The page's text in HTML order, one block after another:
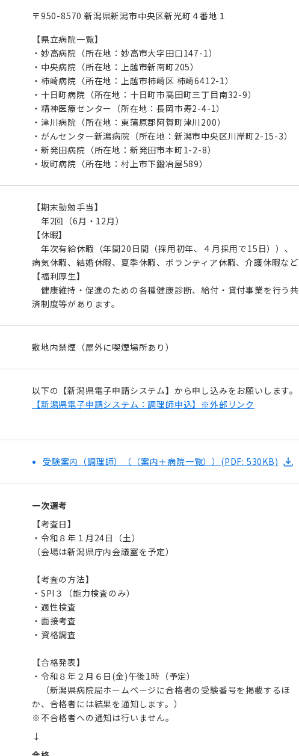
〒950-8570 新潟県新潟市中央区新光町４番地１
【県立病院一覧】
・妙高病院（所在地：妙高市大字田口147-1）
・中央病院（所在地：上越市新南町205）
・柿崎病院（所在地：上越市柿崎区 柿崎6412-1）
・十日町病院（所在地：十日町市高田町三丁目南32-9）
・精神医療センター（所在地：長岡市寿2-4-1）
・津川病院（所在地：東蒲原郡阿賀町津川200）
・がんセンター新潟病院（所在地：新潟市中央区川岸町2-15-3）
・新発田病院（所在地：新発田市本町1-2-8）
・坂町病院（所在地：村上市下鍛冶屋589）
【期末勤勉手当】
年2回（6月・12月）
【休暇】
年次有給休暇（年間20日間（採用初年、４月採用で15日））、
病気休暇、結婚休暇、夏季休暇、ボランティア休暇、介護休暇など
【福利厚生】
健康維持・促進のための各種健康診断、給付・貸付事業を行う共
済制度等があります。
敷地内禁煙（屋外に喫煙場所あり）
以下の【新潟県電子申請システム】から申し込みをお願いします。
【新潟県電子申請システム：調理師申込】※外部リンク
受験案内（調理師）（（案内＋病院一覧）） (PDF: 530KB)
一次選考
【考査日】
・令和８年１月24日（土）
（会場は新潟県庁内会議室を予定）
【考査の方法】
・SPI３（能力検査のみ）
・適性検査
・面接考査
・資格調査
【合格発表】
・令和８年２月６日(金)午後1時（予定）
（新潟県病院局ホームページに合格者の受験番号を掲載するほ
か、合格者には結果を通知します。）
※不合格者への通知は行いません。
↓